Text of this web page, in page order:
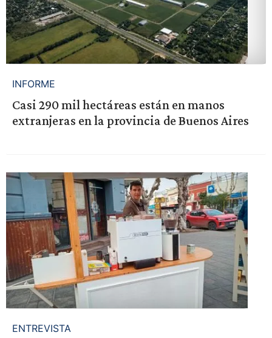
INFORME
Casi 290 mil hectáreas están en manos
extranjeras en la provincia de Buenos Aires
ENTREVISTA